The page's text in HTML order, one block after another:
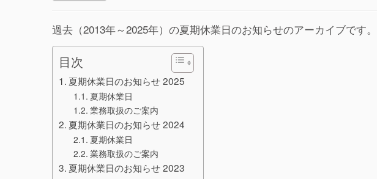
過去（2013年～2025年）の夏期休業日のお知らせのアーカイブです。
目次
夏期休業日のお知らせ 2025
夏期休業日
業務取扱のご案内
夏期休業日のお知らせ 2024
夏期休業日
業務取扱のご案内
夏期休業日のお知らせ 2023